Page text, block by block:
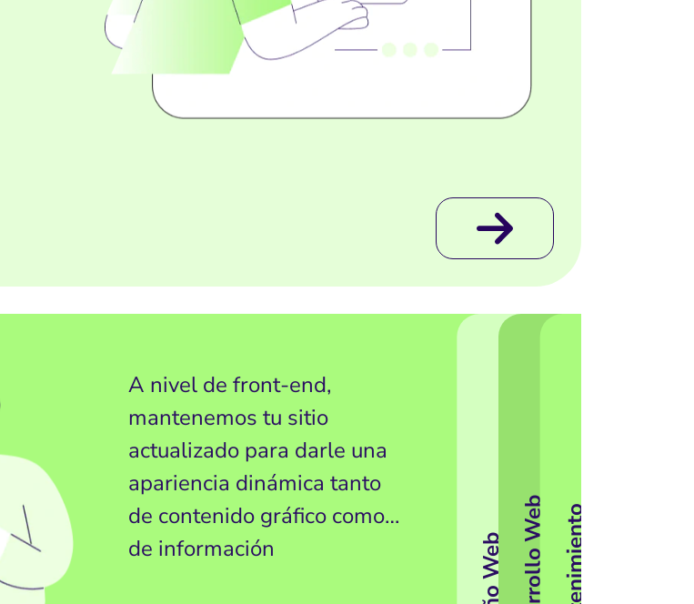
A nivel de front-end,
mantenemos tu sitio
actualizado para darle una
apariencia dinámica tanto
de contenido gráfico como
de información